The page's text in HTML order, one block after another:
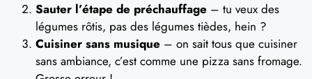
Sauter l’étape de préchauffage – tu veux des
légumes rôtis, pas des légumes tièdes, hein ?
Cuisiner sans musique – on sait tous que cuisiner
sans ambiance, c’est comme une pizza sans fromage.